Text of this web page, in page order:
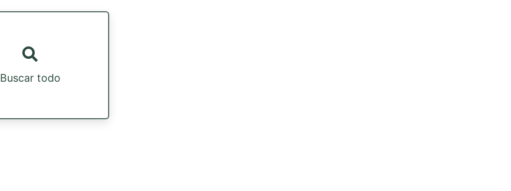
Buscar todo